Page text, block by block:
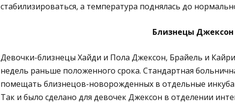
стабилизироваться, а температура поднялась до
Близнецы Джексон
Девочки-близнецы Хайди и Пола Джексон, Брайель и
недель раньше положенного срока. Стандартная
помещать близнецов-новорожденных в отдельные
Так и было сделано для девочек Джексон в отделении